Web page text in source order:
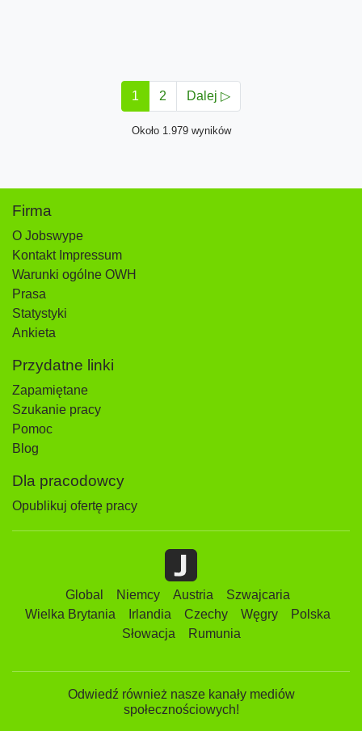
1 2 Dalej ▷
Około 1.979 wyników
Firma
O Jobswype
Kontakt Impressum
Warunki ogólne OWH
Prasa
Statystyki
Ankieta
Przydatne linki
Zapamiętane
Szukanie pracy
Pomoc
Blog
Dla pracodowcy
Opublikuj ofertę pracy
Global Niemcy Austria
Szwajcaria
Wielka Brytania
Irlandia Czechy Węgry
Polska
Słowacja
Rumunia
Odwiedź również nasze kanały mediów
społecznościowych!